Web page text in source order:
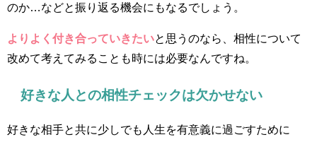
のか…などと振り返る機会にもなるでしょう。
よりよく付き合っていきたいと思うのなら、相性について
改めて考えてみることも時には必要なんですね。
好きな人との相性チェックは欠かせない
好きな相手と共に少しでも人生を有意義に過ごすために